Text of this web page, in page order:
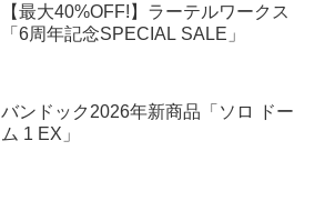
【最大40%OFF!】ラーテルワークス
「6周年記念SPECIAL SALE」
バンドック2026年新商品「ソロ ドー
ム 1 EX」